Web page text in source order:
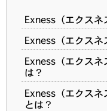
Exness（エクス
Exness（エクス
Exness（エクス
は？
Exness（エクス
とは？